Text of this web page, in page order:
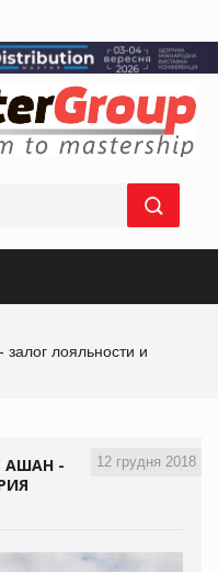
лояльности и
12 грудня 2018
АШАН -